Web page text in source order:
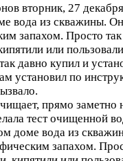
вторник, 27 декабря
вода из скважины.
запахом. Просто так
или
давно купил и
установил по
прямо заметно
тест очищенной
доме вода из
запахом.